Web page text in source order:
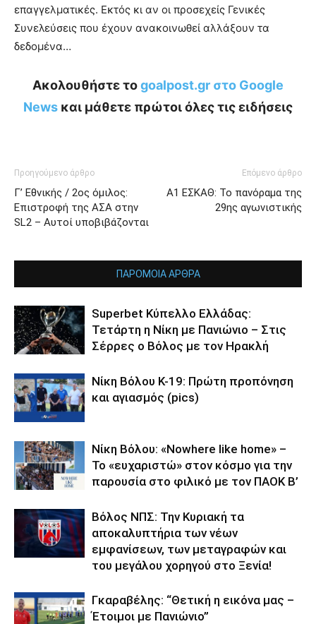
επαγγελματικές. Εκτός κι αν οι προσεχείς Γενικές
Συνελεύσεις που έχουν ανακοινωθεί αλλάξουν τα
δεδομένα…
Ακολουθήστε τοgoalpost.gr στο Google
News και μάθετε πρώτοι όλες τις ειδήσεις
Προηγούμενο άρθρο
Γ’ Εθνικής / 2ος όμιλος:
Επιστροφή της ΑΣΑ στην
SL2 – Αυτοί υποβιβάζονται
Επόμενο άρθρο
Α1 ΕΣΚΑΘ: Το πανόραμα της
29ης αγωνιστικής
ΠΑΡΟΜΟΙΑ ΑΡΘΡΑ
Superbet Κύπελλο Ελλάδας:
Τετάρτη η Νίκη με Πανιώνιο – Στις
Σέρρες ο Βόλος με τον Ηρακλή
Νίκη Βόλου Κ-19: Πρώτη προπόνηση
και αγιασμός (pics)
Νίκη Βόλου: «Nowhere like home» –
Το «ευχαριστώ» στον κόσμο για την
παρουσία στο φιλικό με τον ΠΑΟΚ Β’
Βόλος ΝΠΣ: Την Κυριακή τα
αποκαλυπτήρια των νέων
εμφανίσεων, των μεταγραφών και
του μεγάλου χορηγού στο Ξενία!
Γκαραβέλης: “Θετική η εικόνα μας –
Έτοιμοι με Πανιώνιο”